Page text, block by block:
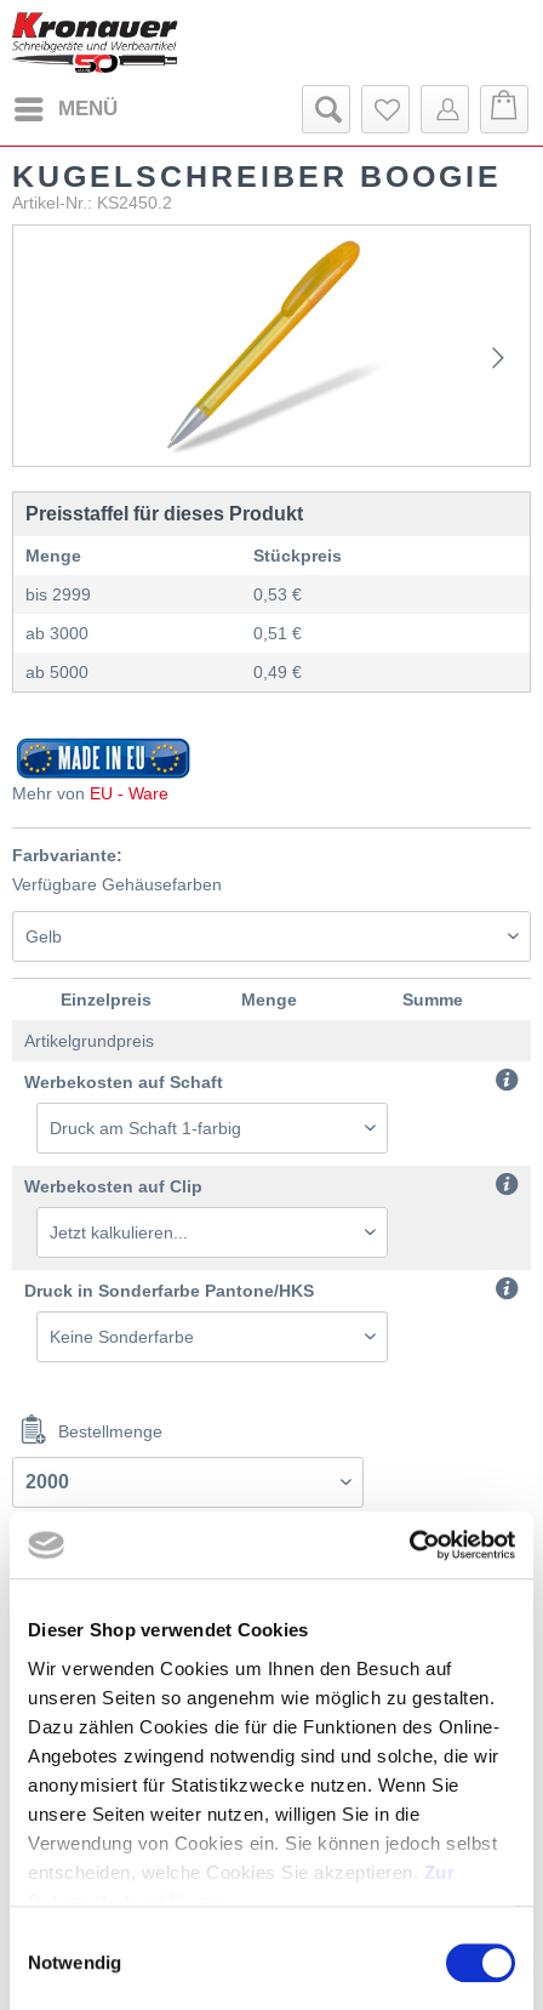
Dieser Shop verwendet Cookies
Wir verwenden Cookies um Ihnen den Besuch auf
unseren Seiten so angenehm wie möglich zu gestalten.
Dazu zählen Cookies die für die Funktionen des Online-
Angebotes zwingend notwendig sind und solche, die wir
anonymisiert für Statistikzwecke nutzen. Wenn Sie
unsere Seiten weiter nutzen, willigen Sie in die
Verwendung von Cookies ein. Sie können jedoch selbst
entscheiden, welche Cookies Sie akzeptieren. Zur
Notwendig
MENÜ
KUGELSCHREIBER BOOGIE
Artikel-Nr.: KS2450.2
Preisstaffel für dieses Produkt
Menge
Stückpreis
bis 2999
0,53 €
ab 3000
0,51 €
ab 5000 0,49 €
Mehr von EU - Ware
Farbvariante:
Verfügbare Gehäusefarben
Einzelpreis Menge Summe
Artikelgrundpreis
Werbekosten auf Schaft
Werbekosten auf Clip
Druck in Sonderfarbe Pantone/HKS
Bestellmenge
2% Onlinerabatt, ab 350,00 € frei Haus
MUSTER ANFORDERN
GRATIS-LAYOUT
ARTIKEL IN WARENKORB - LOGO HOCHLADEN
Montag bis Donnerstag 09:00 Uhr – 16:30 Uhr